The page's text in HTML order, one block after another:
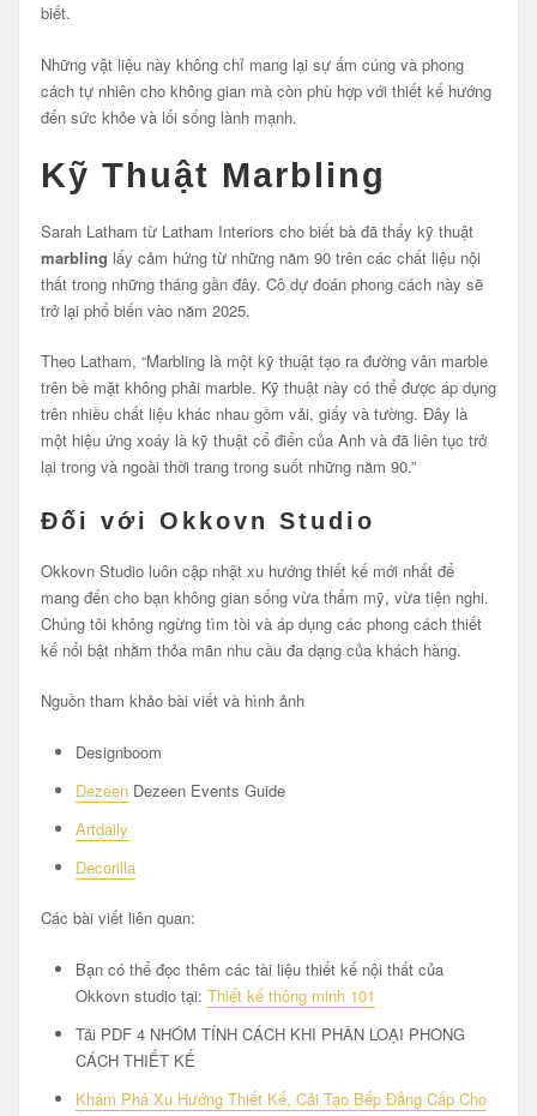
biết.
Những vật liệu này không chỉ mang lại sự ấm cúng và phong
cách tự nhiên cho không gian mà còn phù hợp với thiết kế hướng
đến sức khỏe và lối sống lành mạnh.
Kỹ Thuật Marbling
Sarah Latham từ Latham Interiors cho biết bà đã thấy kỹ thuật
marbling lấy cảm hứng từ những năm 90 trên các chất liệu nội
thất trong những tháng gần đây. Cô dự đoán phong cách này sẽ
trở lại phổ biến vào năm 2025.
Theo Latham, “Marbling là một kỹ thuật tạo ra đường vân marble
trên bề mặt không phải marble. Kỹ thuật này có thể được áp dụng
trên nhiều chất liệu khác nhau gồm vải, giấy và tường. Đây là
một hiệu ứng xoáy là kỹ thuật cổ điển của Anh và đã liên tục trở
lại trong và ngoài thời trang trong suốt những năm 90.”
Đối với Okkovn Studio
Okkovn Studio luôn cập nhật xu hướng thiết kế mới nhất để
mang đến cho bạn không gian sống vừa thẩm mỹ, vừa tiện nghi.
Chúng tôi không ngừng tìm tòi và áp dụng các phong cách thiết
kế nổi bật nhằm thỏa mãn nhu cầu đa dạng của khách hàng.
Nguồn tham khảo bài viết và hình ảnh
Designboom
Dezeen Dezeen Events Guide
Artdaily
Decorilla
Các bài viết liên quan:
Bạn có thể đọc thêm các tài liệu thiết kế nội thất của
Okkovn studio tại:Thiết kế thông minh 101
Tải PDF 4 NHÓM TÍNH CÁCH KHI PHÂN LOẠI PHONG
CÁCH THIẾT KẾ
Khám Phá Xu Hướng Thiết Kế, Cải Tạo Bếp Đẳng Cấp Cho